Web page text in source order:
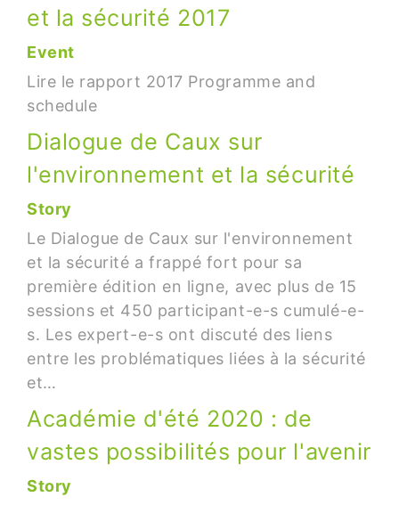
et la sécurité 2017
Event
Lire le rapport 2017 Programme and
schedule
Dialogue de Caux sur
l'environnement et la sécurité
Story
Le Dialogue de Caux sur l'environnement
et la sécurité a frappé fort pour sa
première édition en ligne, avec plus de 15
sessions et 450 participant-e-s cumulé-e-
s. Les expert-e-s ont discuté des liens
entre les problématiques liées à la sécurité
et…
Académie d'été 2020 : de
vastes possibilités pour l'avenir
Story